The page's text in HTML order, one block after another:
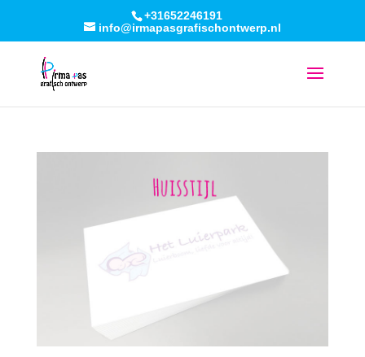
+31652246191
info@irmapasgrafischontwerp.nl